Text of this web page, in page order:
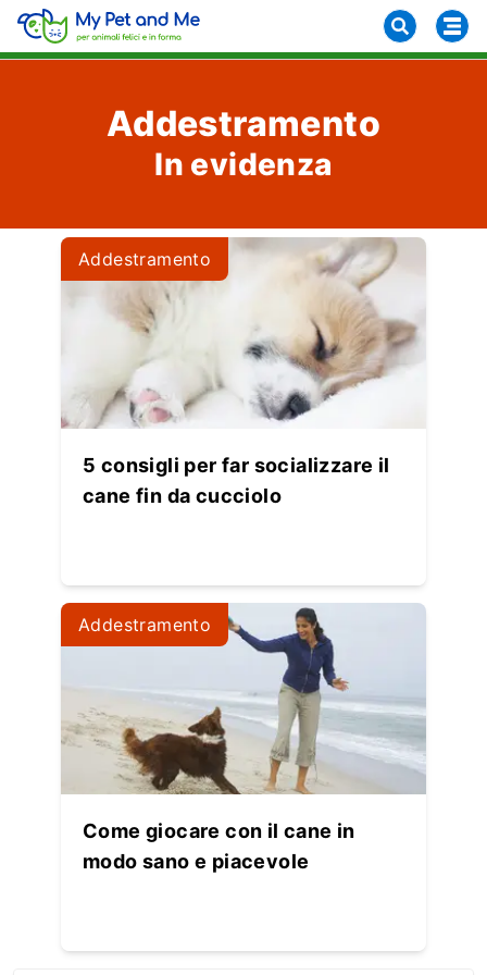
Addestramento
In evidenza
Addestramento
5 consigli per far socializzare il
cane fin da cucciolo
Addestramento
Come giocare con il cane in
modo sano e piacevole